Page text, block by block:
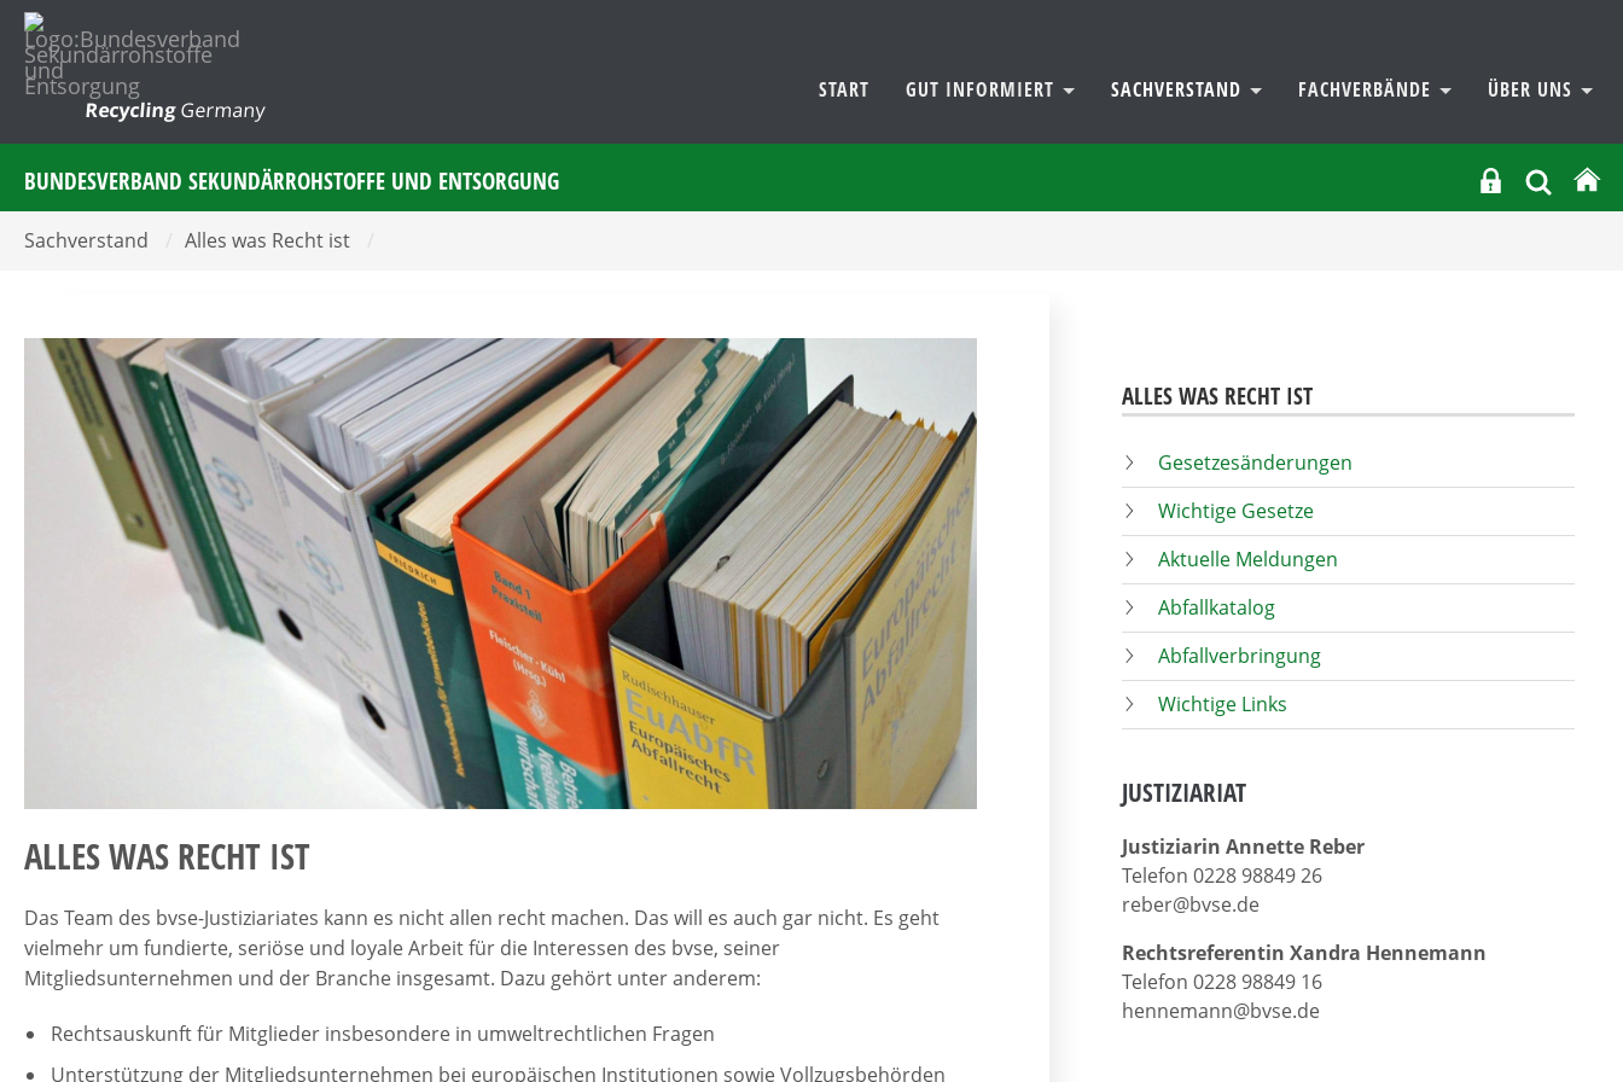
RecyclingGermany
START GUT INFORMIERT SACHVERSTAND FACHVERBÄNDE ÜBER UNS
BUNDESVERBAND SEKUNDÄRROHSTOFFE UND ENTSORGUNG
Sachverstand / Alles was Recht ist /
ALLES WAS RECHT IST
Das Team des bvse-Justiziariates kann es nicht allen recht machen. Das will es auch gar nicht. Es geht
vielmehr um fundierte, seriöse und loyale Arbeit für die Interessen des bvse, seiner
Mitgliedsunternehmen und der Branche insgesamt. Dazu gehört unter anderem:
Rechtsauskunft für Mitglieder insbesondere in umweltrechtlichen Fragen
Unterstützung der Mitgliedsunternehmen bei europäischen Institutionen sowie Vollzugsbehörden
ALLES WAS RECHT IST
Gesetzesänderungen
Wichtige Gesetze
Aktuelle Meldungen
Abfallkatalog
Abfallverbringung
Wichtige Links
JUSTIZIARIAT
Justiziarin Annette Reber
Telefon 0228 98849 26
reber@bvse.de
Rechtsreferentin Xandra Hennemann
Telefon 0228 98849 16
hennemann@bvse.de